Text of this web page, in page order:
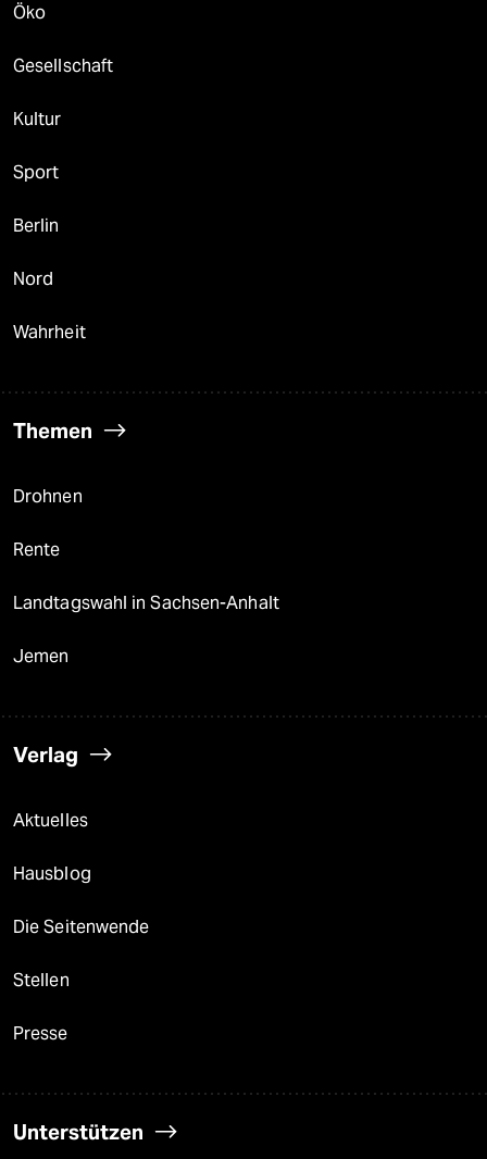
Öko
Gesellschaft
Kultur
Sport
Berlin
Nord
Wahrheit
Themen
Drohnen
Rente
Landtagswahl in Sachsen-Anhalt
Jemen
Verlag
Aktuelles
Hausblog
Die Seitenwende
Stellen
Presse
Unterstützen